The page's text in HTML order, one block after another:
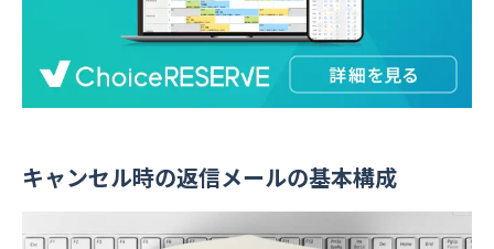
キャンセル時の返信メールの基本構成